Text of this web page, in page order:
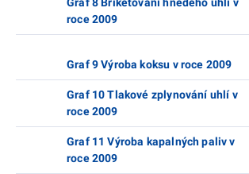
roce 2009
Graf 9 Výroba koksu v roce 2009
Graf 10 Tlakové zplynování uhlí v
roce 2009
Graf 11 Výroba kapalných paliv v
roce 2009